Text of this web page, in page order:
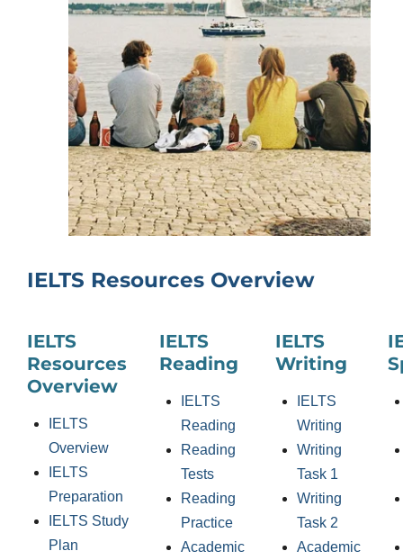
IELTS Resources Overview
IELTS
Resources
Overview
IELTS
Overview
IELTS
Preparation
IELTS Study
Plan
IELTS
Reading
IELTS
Reading
Reading
Tests
Reading
Practice
Academic
IELTS
Writing
IELTS
Writing
Writing
Task 1
Writing
Task 2
Academic